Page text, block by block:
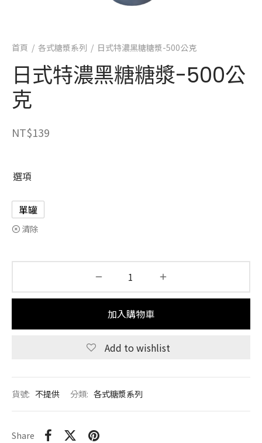
首頁 / 各式糖漿系列 / 日式特濃黑糖糖漿-500公克
日式特濃黑糖糖漿-500公
克
NT$139
選項
單罐
清除
加入購物車
Add to wishlist
貨號: 不提供 分類: 各式糖漿系列
Share